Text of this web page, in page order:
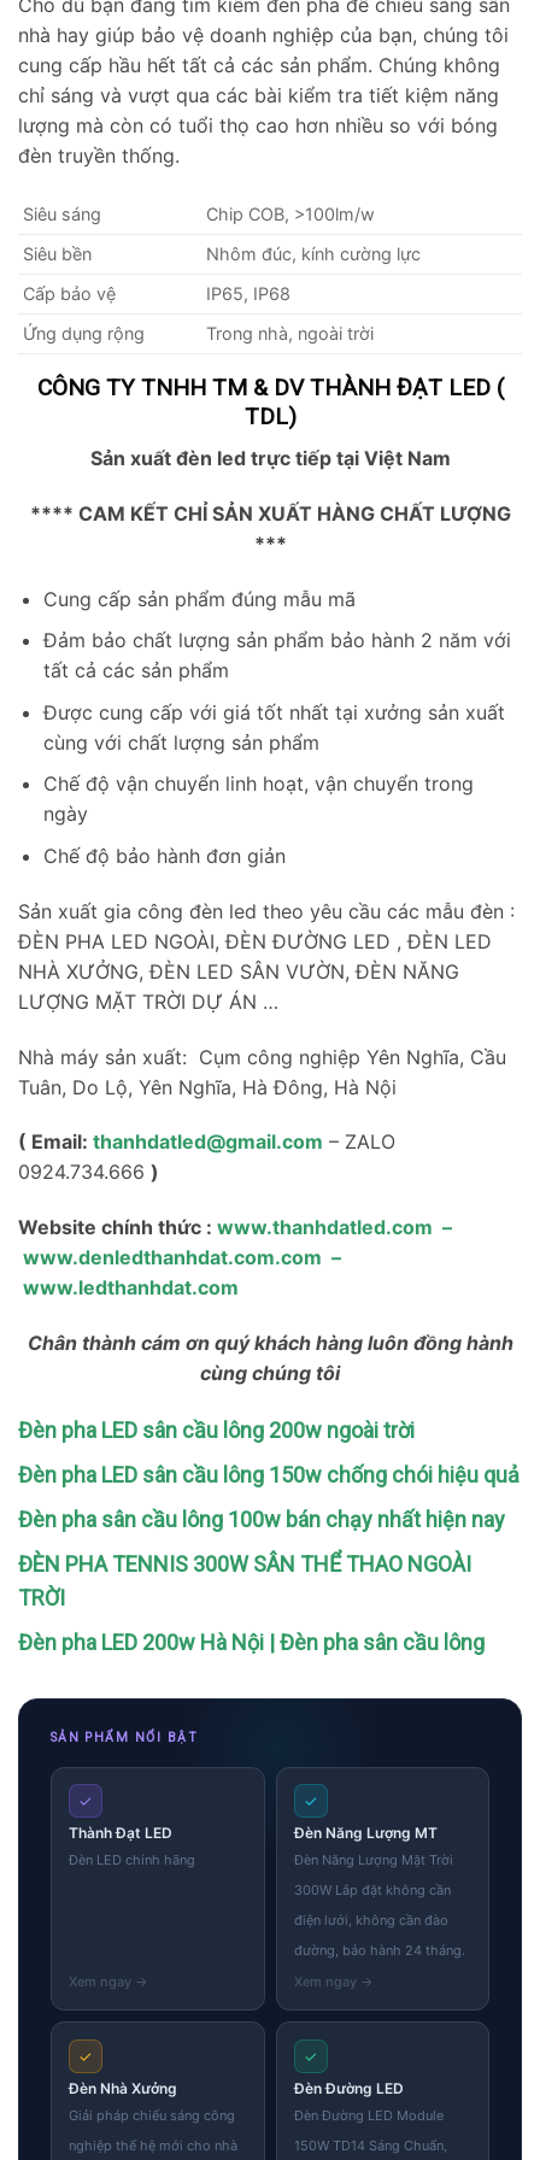
nhà hay giúp bảo vệ doanh nghiệp của bạn, chúng tôi
cung cấp hầu hết tất cả các sản phẩm. Chúng không
chỉ sáng và vượt qua các bài kiểm tra tiết kiệm năng
lượng mà còn có tuổi thọ cao hơn nhiều so với bóng
đèn truyền thống.
Siêu sáng
Chip COB, >100lm/w
Siêu bền
Nhôm đúc, kính cường lực
Cấp bảo vệ
IP65, IP68
Ứng dụng rộng
Trong nhà, ngoài trời
CÔNG TY TNHH TM & DV THÀNH ĐẠT LED (
TDL)
Sản xuất đèn led trực tiếp tại Việt Nam
**** CAM KẾT CHỈ SẢN XUẤT HÀNG CHẤT LƯỢNG
***
Cung cấp sản phẩm đúng mẫu mã
Đảm bảo chất lượng sản phẩm bảo hành 2 năm với
tất cả các sản phẩm
Được cung cấp với giá tốt nhất tại xưởng sản xuất
cùng với chất lượng sản phẩm
Chế độ vận chuyển linh hoạt, vận chuyển trong
ngày
Chế độ bảo hành đơn giản
Sản xuất gia công đèn led theo yêu cầu các mẫu đèn :
ĐÈN PHA LED NGOÀI, ĐÈN ĐƯỜNG LED , ĐÈN LED
NHÀ XƯỞNG, ĐÈN LED SÂN VƯỜN, ĐÈN NĂNG
LƯỢNG MẶT TRỜI DỰ ÁN …
Nhà máy sản xuất: Cụm công nghiệp Yên Nghĩa, Cầu
Tuân, Do Lộ, Yên Nghĩa, Hà Đông, Hà Nội
( Email: thanhdatled@gmail.com – ZALO
0924.734.666 )
Website chính thức : www.thanhdatled.com –
www.denledthanhdat.com.com –
www.ledthanhdat.com
Chân thành cám ơn quý khách hàng luôn đồng hành
cùng chúng tôi
Đèn pha LED sân cầu lông 200w ngoài trời
Đèn pha LED sân cầu lông 150w chống chói hiệu quả
Đèn pha sân cầu lông 100w bán chạy nhất hiện nay
ĐÈN PHA TENNIS 300W SÂN THỂ THAO NGOÀI
TRỜI
Đèn pha LED 200w Hà Nội | Đèn pha sân cầu lông
SẢN PHẨM NỔI BẬT
✓
Thành Đạt LED
Đèn LED chính hãng
✓
Đèn Năng Lượng MT
Đèn Năng Lượng Mặt Trời
300W Lắp đặt không cần
điện lưới, không cần đào
đường, bảo hành 24 tháng.
✓
Đèn Nhà Xưởng
Giải pháp chiếu sáng công
nghiệp thế hệ mới cho nhà
✓
Đèn Đường LED
Đèn Đường LED Module
150W TD14 Sáng Chuẩn,